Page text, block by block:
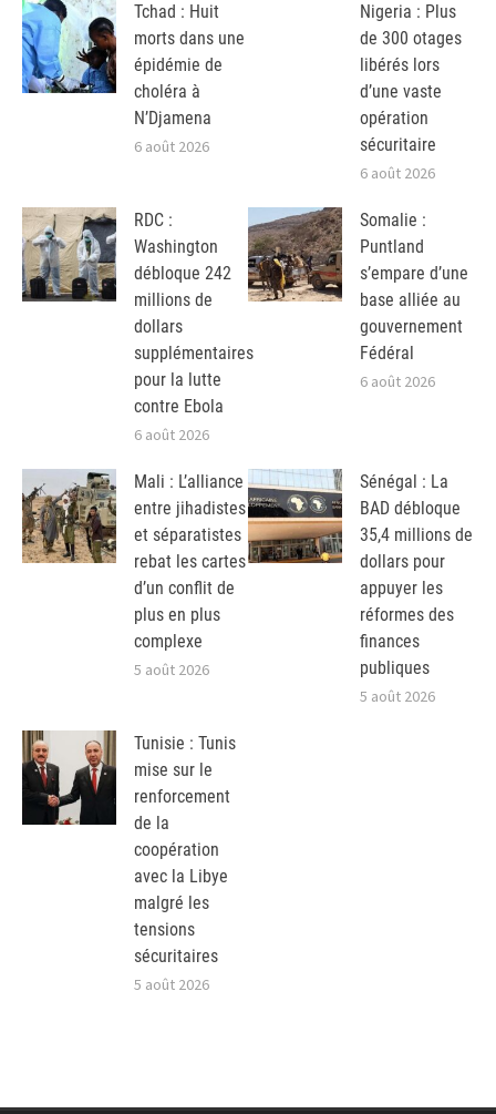
Tchad : Huit
morts dans une
épidémie de
choléra à
N’Djamena
6 août 2026
Nigeria : Plus
de 300 otages
libérés lors
d’une vaste
opération
sécuritaire
6 août 2026
RDC :
Washington
débloque 242
millions de
dollars
supplémentaires
pour la lutte
contre Ebola
6 août 2026
Somalie :
Puntland
s’empare d’une
base alliée au
gouvernement
Fédéral
6 août 2026
Mali : L’alliance
entre jihadistes
et séparatistes
rebat les cartes
d’un conflit de
plus en plus
complexe
5 août 2026
Sénégal : La
BAD débloque
35,4 millions de
dollars pour
appuyer les
réformes des
finances
publiques
5 août 2026
Tunisie : Tunis
mise sur le
renforcement
de la
coopération
avec la Libye
malgré les
tensions
sécuritaires
5 août 2026